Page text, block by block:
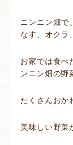
ニンニン畑で
なす、オクラ
お家では食べ
ンニン畑の野
たくさんおか
美味しい野菜